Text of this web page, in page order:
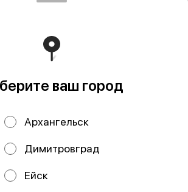
Перец лимонный
ваш город
Архангельск
Димитровград
Ейск